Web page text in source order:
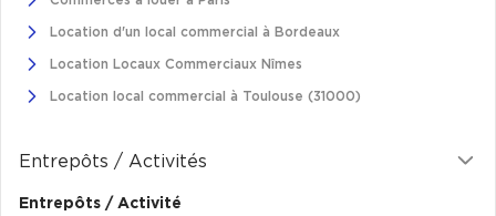
Location d'un local commercial à Bordeaux
Location Locaux Commerciaux Nîmes
Location local commercial à Toulouse (31000)
Entrepôts / Activités
Entrepôts / Activité